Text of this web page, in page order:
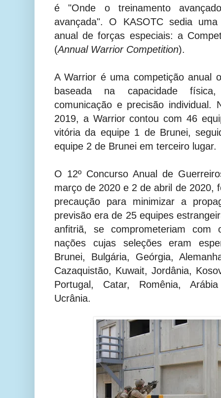
é "Onde o treinamento
avançada". O KASOTCsedia uma
anual de forças especiais: a
(Annual Warrior Competition).
A Warrior é uma competição anual
baseada na capacidade
comunicação e precisão individual.
2019, a Warrior contou com 46
vitória da equipe 1 de Brunei,
equipe 2 de Brunei em terceiro lugar.
O 12º Concurso Anual de
março de 2020 e 2 de abril de 2020,
precaução para minimizar a
previsão era de 25 equipes
anfitriã, se comprometeriam
nações cujas seleções eram
Brunei, Bulgária, Geórgia,
Cazaquistão, Kuwait, Jordânia,
Portugal, Catar, Romênia,
Ucrânia.